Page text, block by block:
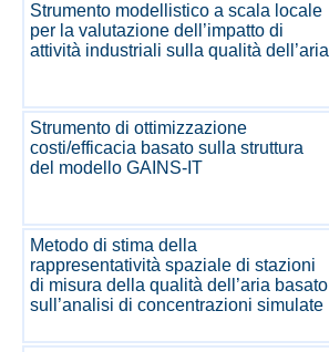
Strumento modellistico a scala locale
per la valutazione dell’impatto di
attività industriali sulla qualità dell’aria
Strumento di ottimizzazione
costi/efficacia basato sulla struttura
del modello GAINS-IT
Metodo di stima della
rappresentatività spaziale di stazioni
di misura della qualità dell’aria basato
sull’analisi di concentrazioni simulate